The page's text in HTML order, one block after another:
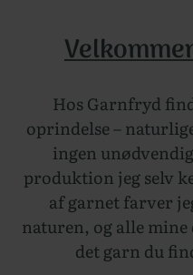
Hos Garnfryd
oprindelse –
ingen
produktion jeg selv
af garnet farver
naturen, og alle
det garn du